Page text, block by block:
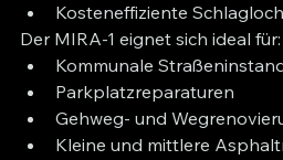
Kosteneffiziente
Der MIRA-1 eignet sich ideal für:
Kommunale
Parkplatzreparaturen
Gehweg- und
Kleine und mittlere